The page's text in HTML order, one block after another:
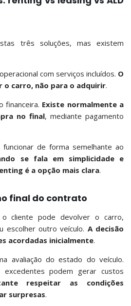
três soluções, mas existem
com serviços incluídos. O
o carro, não para o adquirir.
financeira. Existe normalmente a
no final, mediante pagamento
de forma semelhante ao
se fala em simplicidade e
é a opção mais clara.
final do contrato
cliente pode devolver o carro,
escolher outro veículo. A decisão
acordadas inicialmente.
avaliação do estado do veículo.
excedentes podem gerar custos
respeitar as condições
surpresas.